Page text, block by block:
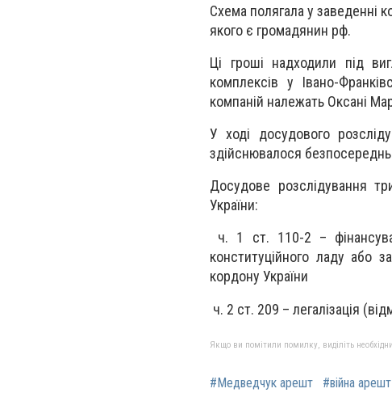
Схема полягала у заведенні
якого є громадянин рф.
Ці гроші надходили під
комплексів у Івано-
компаній належать Оксані
У ході досудового
здійснювалося
Досудове розслідування
України:
ч. 1 ст. 110-2 –
конституційного ладу або
кордону України
ч. 2 ст. 209 – легалізація
Якщо ви помітили помилку, виділіть
#Медведчук арешт #війна арешт